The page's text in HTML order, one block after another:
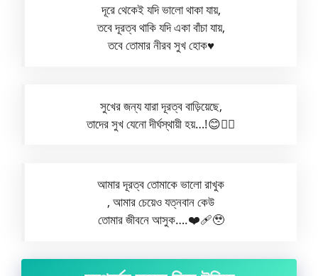
দূরে থেকেই যদি ভালো থাকা যায়,
তবে দূরত্ব থাকি যদি একা বাঁচা যায়,
তবে তোমার নীরব সুখ হোক♥️
সুখের জন্য যারা দূরত্ব বাড়িয়েছে,
তাদের সুখ যেনো দীর্ঘস্থায়ী হয়…!😊👍🏻
আমার দূরত্ব তোমাকে ভালো রাখুক
, আমার চেয়েও যত্নবান কেউ
তোমার জীবনে আসুক….❤️‍🩹🥹